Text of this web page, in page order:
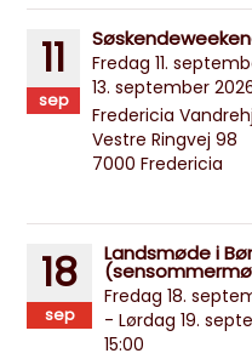
11
sep
Fredag 11.
13. september
Fredericia
Vestre Ringvej 98
7000 Fredericia
18
sep
Landsmøde i
Fredag 18.
- Lørdag 19.
15:00